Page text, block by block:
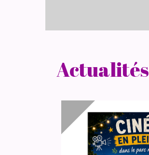
Actualités